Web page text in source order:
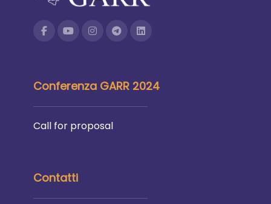
Conferenza GARR 2024
Call for proposal
Contatti